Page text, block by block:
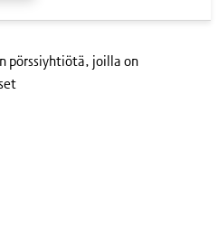
pörssiyhtiötä, joilla on